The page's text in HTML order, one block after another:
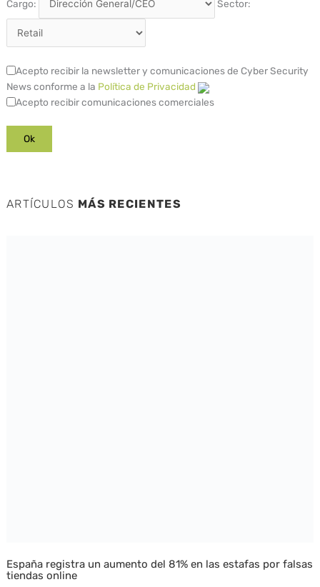
Cargo: Sector:
Acepto recibir la newsletter y comunicaciones de Cyber Security
News conforme a la Política de Privacidad
Acepto recibir comunicaciones comerciales
ARTÍCULOS MÁS RECIENTES
España registra un aumento del 81% en las estafas por falsas
tiendas online